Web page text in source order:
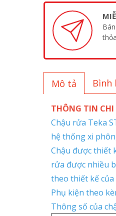
Mô tả Bình
THÔNG TIN
Chậu rửa Teka
hệ thống xi
Chậu được thiết
rửa được nhiều
theo thiết kế
Phụ kiện theo
Thông số của